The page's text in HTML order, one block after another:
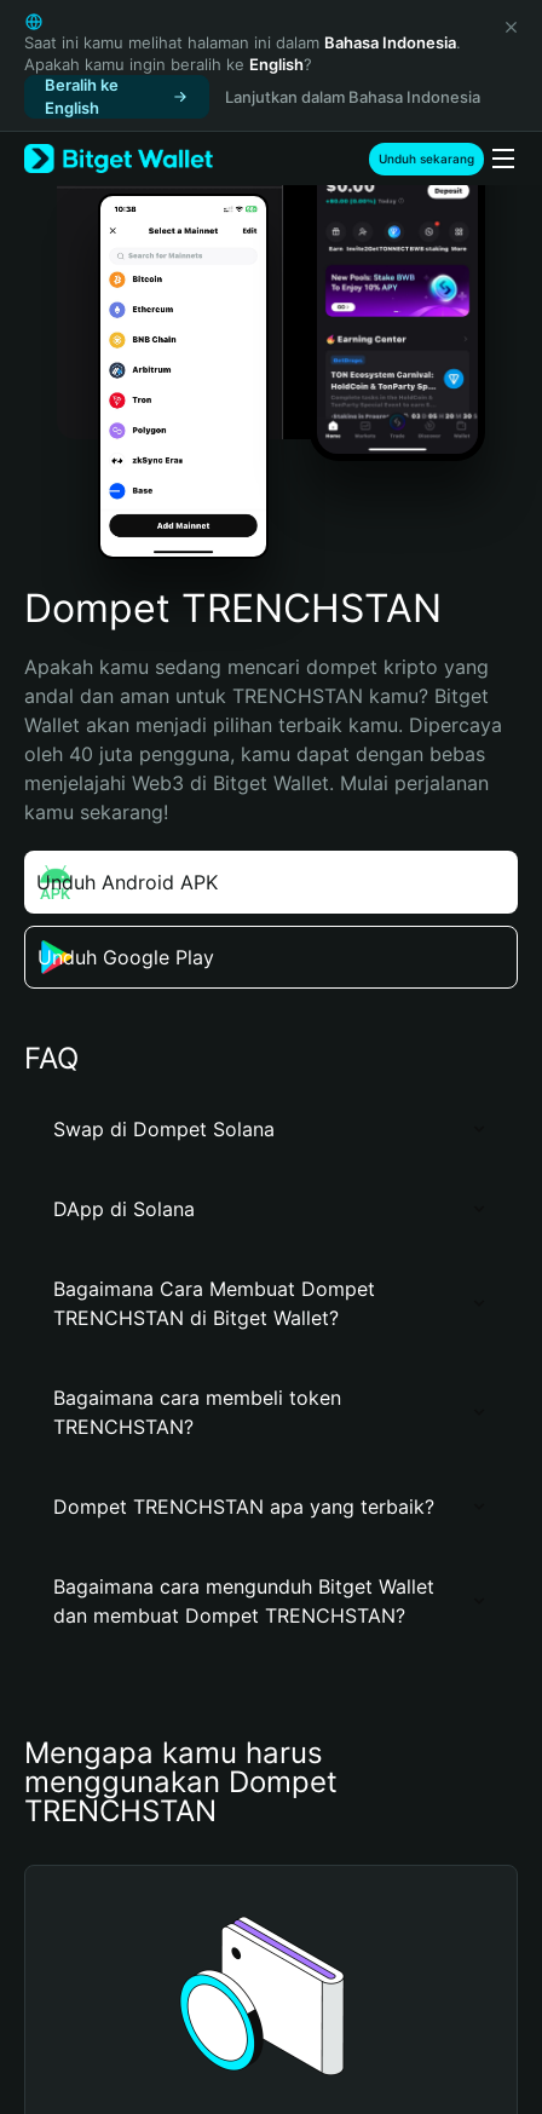
English
日本語
Tiếng Việt
Русский
Español (Latinoamérica)
Türkçe
Italiano
Português (Portugal)
Bahasa Indonesia
Português (Brasil)
Español (Argentina)
Saat ini kamu melihat halaman ini dalam Bahasa Indonesia.
Apakah kamu ingin beralih ke English?
Beralih ke
English
Lanjutkan dalam Bahasa Indonesia
Unduh sekarang
Dompet TRENCHSTAN
Apakah kamu sedang mencari dompet kripto yang
andal dan aman untuk TRENCHSTAN kamu? Bitget
Wallet akan menjadi pilihan terbaik kamu. Dipercaya
oleh 40 juta pengguna, kamu dapat dengan bebas
menjelajahi Web3 di Bitget Wallet. Mulai perjalanan
kamu sekarang!
Unduh Android APK
Unduh Google Play
FAQ
Swap di Dompet Solana
DApp di Solana
Bagaimana Cara Membuat Dompet
TRENCHSTAN di Bitget Wallet?
Bagaimana cara membeli token
TRENCHSTAN?
Dompet TRENCHSTAN apa yang terbaik?
Bagaimana cara mengunduh Bitget Wallet
dan membuat Dompet TRENCHSTAN?
Mengapa kamu harus
menggunakan Dompet
TRENCHSTAN